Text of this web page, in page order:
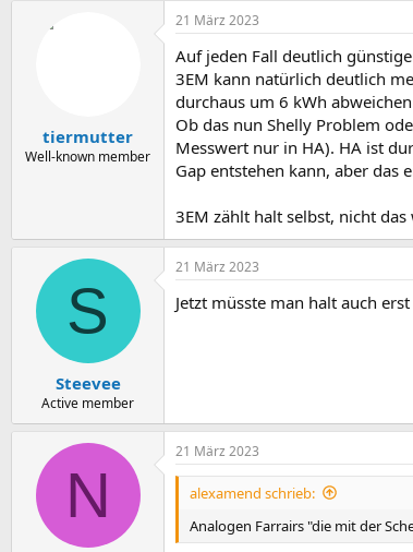
a
k
i
o
n
e
n
:
tiermutter
Well-known member
21 März 2023
Auf jeden Fall deutlich
3EM kann natürlich deutlich
durchaus um 6 kWh
Ob das nun Shelly Problem
Messwert nur in HA). HA ist
Gap entstehen kann, aber das
3EM zählt halt selbst, nicht
S
Steevee
Active member
21 März 2023
Jetzt müsste man halt auch
N
21 März 2023
alexamend schrieb:
Analogen Farrairs "die mit der